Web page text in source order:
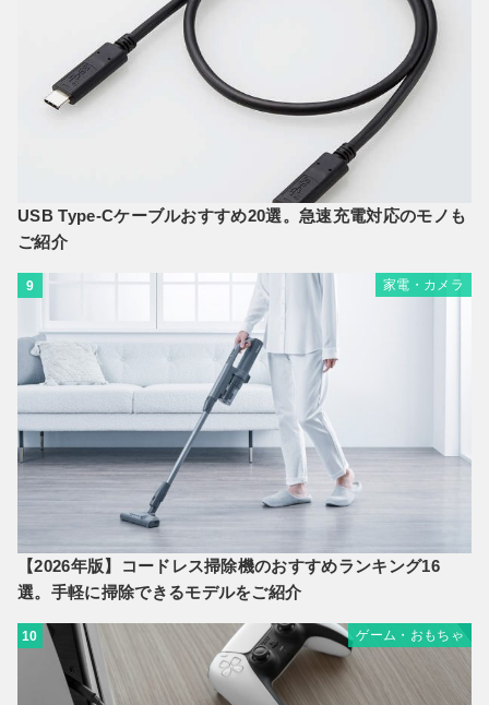
USB Type-Cケーブルおすすめ20選。急速充電対応のモノも
ご紹介
9 家電・カメラ
【2026年版】コードレス掃除機のおすすめランキング16
選。手軽に掃除できるモデルをご紹介
10 ゲーム・おもちゃ